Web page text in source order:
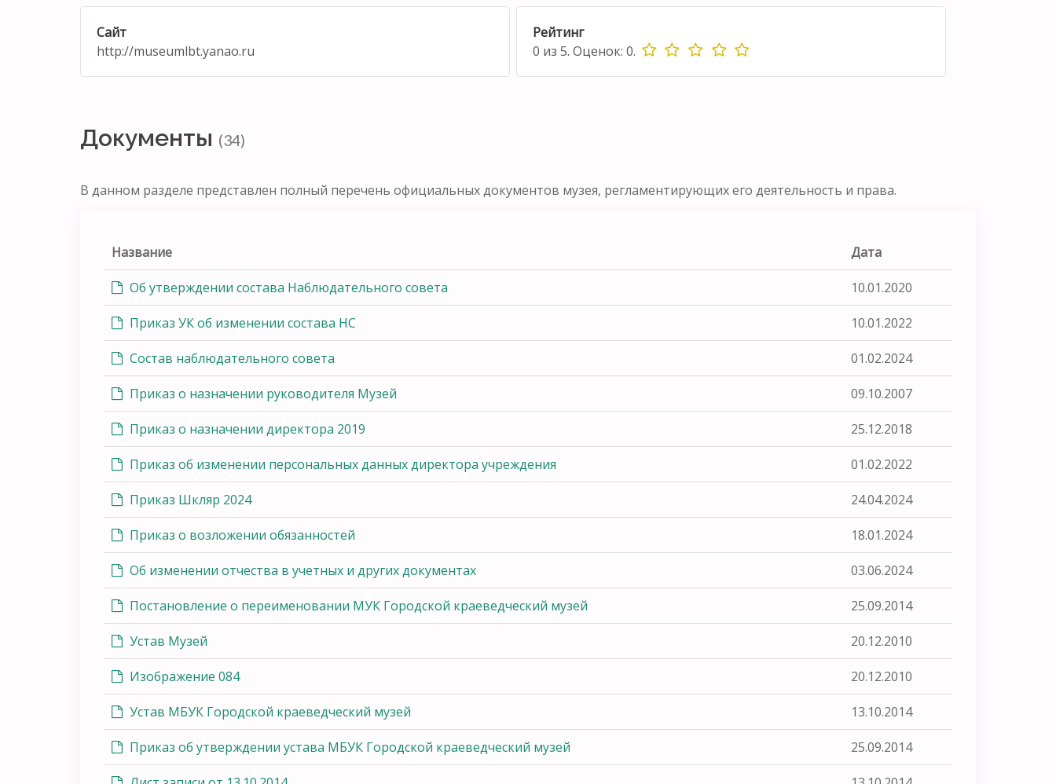
Сайт
http://museumlbt.yanao.ru
Рейтинг
0 из5. Оценок:0.
Документы (34)
В данном разделе представлен полный перечень официальных документов музея, регламентирующих его деятельность и права.
Название Дата
Об утверждении состава Наблюдательного совета 10.01.2020
Приказ УК об изменении состава НС 10.01.2022
Состав наблюдательного совета 01.02.2024
Приказ о назначении руководителя Музей 09.10.2007
Приказ о назначении директора 2019 25.12.2018
Приказ об изменении персональных данных директора учреждения 01.02.2022
Приказ Шкляр 2024 24.04.2024
Приказ о возложении обязанностей 18.01.2024
Об изменении отчества в учетных и других документах 03.06.2024
Постановление о переименовании МУК Городской краеведческий музей 25.09.2014
Устав Музей 20.12.2010
Изображение 084 20.12.2010
Устав МБУК Городской краеведческий музей 13.10.2014
Приказ об утверждении устава МБУК Городской краеведческий музей 25.09.2014